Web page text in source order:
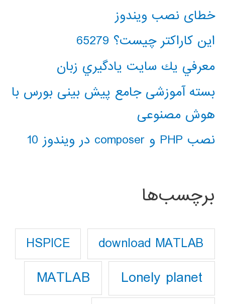
خطای نصب ویندوز
این کاراکتر چیست؟ 65279
معرفي يك سايت يادگيري زبان
بسته آموزشی جامع پیش بینی بورس با
هوش مصنوعی
نصب PHP و composer در ویندوز 10
برچسب‌ها
download MATLAB
HSPICE
Lonely planet
MATLAB